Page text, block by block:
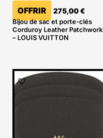
OFFRIR 275,00€
Bijou de sac et porte-clés
Corduroy Leather Patchwork
– LOUIS VUITTON